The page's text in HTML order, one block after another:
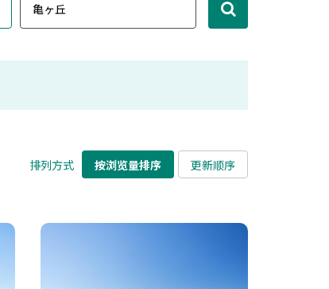
排列方式 按浏览量排序 更新顺序